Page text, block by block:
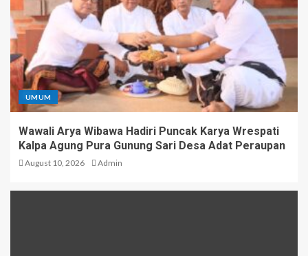
UMUM
Wawali Arya Wibawa Hadiri Puncak Karya Wrespati
Kalpa Agung Pura Gunung Sari Desa Adat Peraupan
August 10, 2026 Admin